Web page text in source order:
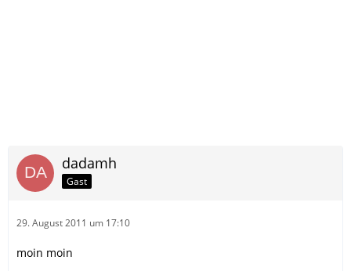
dadamh
Gast
29. August 2011 um 17:10
moin moin